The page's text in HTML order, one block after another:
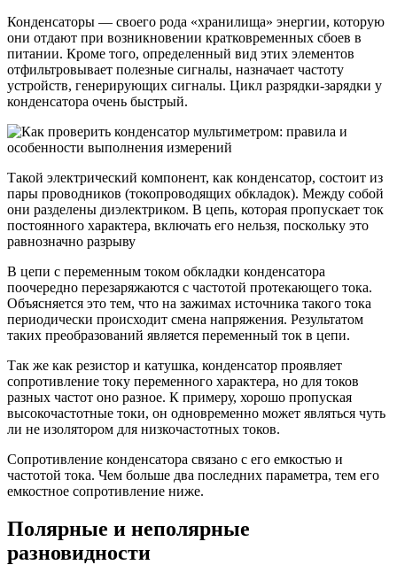
Конденсаторы — своего рода «хранилища» энергии, которую
они отдают при возникновении кратковременных сбоев в
питании. Кроме того, определенный вид этих элементов
отфильтровывает полезные сигналы, назначает частоту
устройств, генерирующих сигналы. Цикл разрядки-зарядки у
конденсатора очень быстрый.
Такой электрический компонент, как конденсатор, состоит из
пары проводников (токопроводящих обкладок). Между собой
они разделены диэлектриком. В цепь, которая пропускает ток
постоянного характера, включать его нельзя, поскольку это
равнозначно разрыву
В цепи с переменным током обкладки конденсатора
поочередно перезаряжаются с частотой протекающего тока.
Объясняется это тем, что на зажимах источника такого тока
периодически происходит смена напряжения. Результатом
таких преобразований является переменный ток в цепи.
Так же как резистор и катушка, конденсатор проявляет
сопротивление току переменного характера, но для токов
разных частот оно разное. К примеру, хорошо пропуская
высокочастотные токи, он одновременно может являться чуть
ли не изолятором для низкочастотных токов.
Сопротивление конденсатора связано с его емкостью и
частотой тока. Чем больше два последних параметра, тем его
емкостное сопротивление ниже.
Полярные и неполярные
разновидности